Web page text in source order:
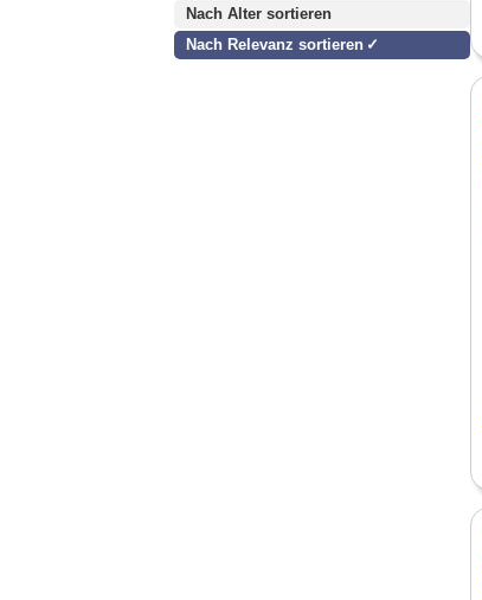
Nach Alter sortieren
Nach Relevanz sortieren